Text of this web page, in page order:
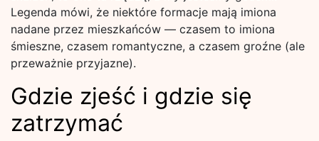
Legenda mówi, że niektóre formacje mają imiona
nadane przez mieszkańców — czasem to imiona
śmieszne, czasem romantyczne, a czasem groźne (ale
przeważnie przyjazne).
Gdzie zjeść i gdzie się
zatrzymać